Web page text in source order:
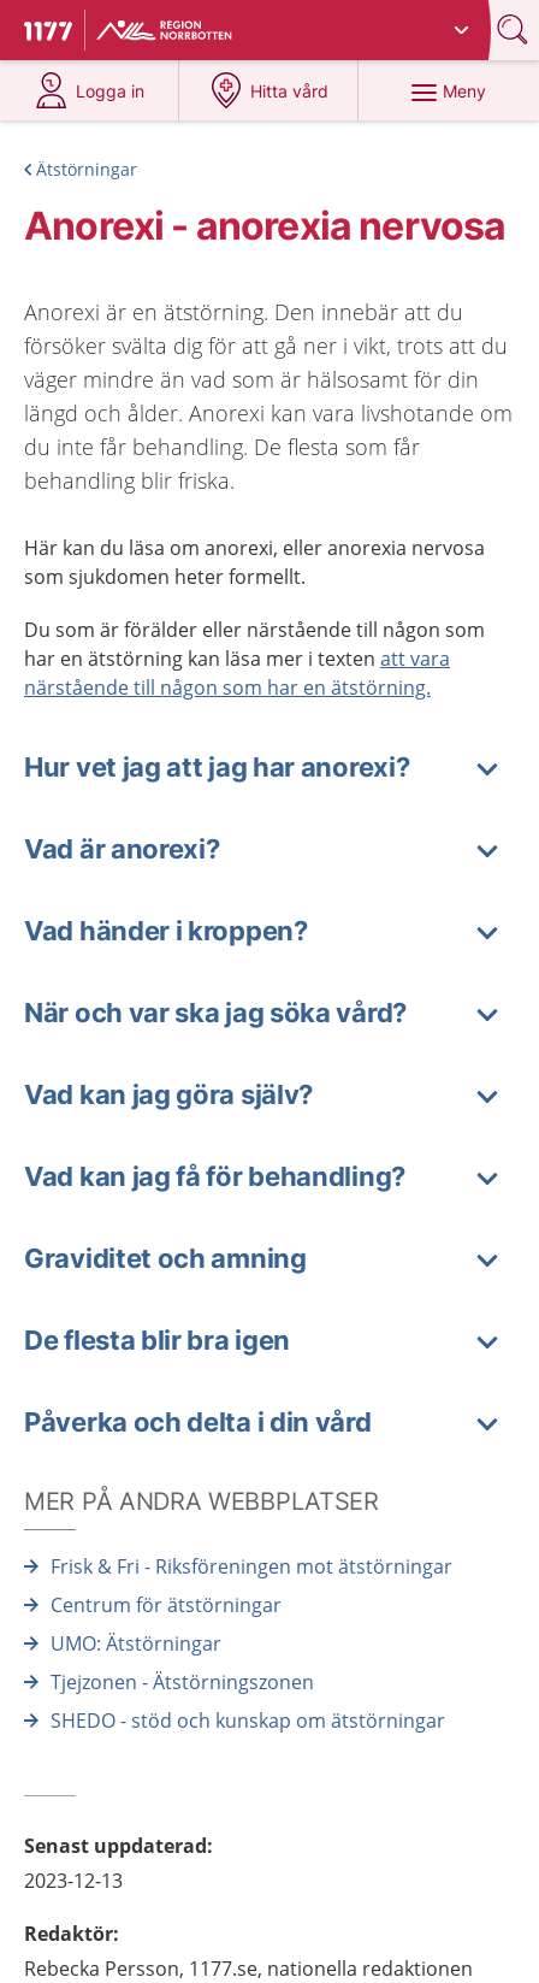
Till startsidan för 1177
Du har valt region
Logga in
på 1177.se
Hitta vård
på 1177.se
Meny
Ätstörningar
Anorexi - anorexia nervosa
Anorexi är en ätstörning. Den innebär att du
försöker svälta dig för att gå ner i vikt, trots att du
väger mindre än vad som är hälsosamt för din
längd och ålder. Anorexi kan vara livshotande om
du inte får behandling. De flesta som får
behandling blir friska.
Här kan du läsa om anorexi, eller anorexia nervosa
som sjukdomen heter formellt.
Du som är förälder eller närstående till någon som
har en ätstörning kan läsa mer i texten att vara
närstående till någon som har en ätstörning.
Hur vet jag att jag har anorexi?
Vad är anorexi?
Vad händer i kroppen?
När och var ska jag söka vård?
Vad kan jag göra själv?
Vad kan jag få för behandling?
Graviditet och amning
De flesta blir bra igen
Påverka och delta i din vård
MER PÅ ANDRA WEBBPLATSER
Frisk & Fri - Riksföreningen mot ätstörningar
Centrum för ätstörningar
UMO: Ätstörningar
Tjejzonen - Ätstörningszonen
SHEDO - stöd och kunskap om ätstörningar
Senast uppdaterad:
2023-12-13
Redaktör:
Rebecka Persson, 1177.se, nationella redaktionen